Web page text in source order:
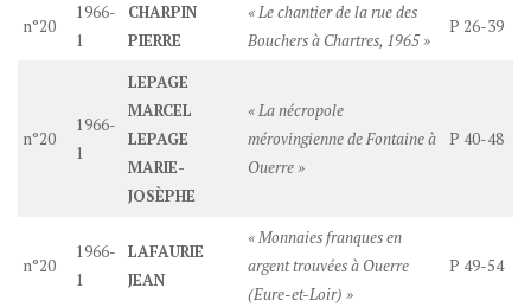
n°20
1966-
1
CHARPIN
PIERRE
« Le chantier de la rue des
Bouchers à Chartres, 1965 »
P 26-39
n°20
1966-
1
LEPAGE
MARCEL
LEPAGE
MARIE-
JOSÈPHE
« La nécropole
mérovingienne de Fontaine à
Ouerre »
P 40-48
n°20
1966-
1
LAFAURIE
JEAN
« Monnaies franques en
argent trouvées à Ouerre
(Eure-et-Loir) »
P 49-54